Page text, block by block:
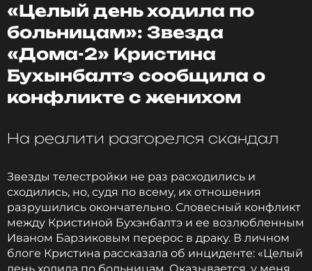
В программе «Эксклюзив» на Первом канале дочь
Филиппа Анастасия отметила, что самым
тяжелым для него в жизни стала его фамилия. Он
не хотел привлекать к себе внимание, и обходил
светские мероприятия стороной. Книги были для
сына Иннокентия Смоктуновского единственной
психиатрической клинике, проблемы с законом —
все это не способствовало улучшению качества
жизни. Семью Филипп сохранить не смог.
«Брат боялся сравнения с отцом. Наверное,
надо было от этого абстрагироваться,
и не думать, что подобное произойдет. Все
«Целый день ходила по
больницам»: Звезда
«Дома-2» Кристина
Бухынбалтэ сообщила о
конфликте с женихом
На реалити разгорелся скандал
Звезды телестройки не раз расходились и
сходились, но, судя по всему, их отношения
разрушились окончательно. Словесный конфликт
между Кристиной Бухэнбалтэ и ее возлюбленным
Иваном Барзиковым перерос в драку. В личном
блоге Кристина рассказала об инциденте: «Целый